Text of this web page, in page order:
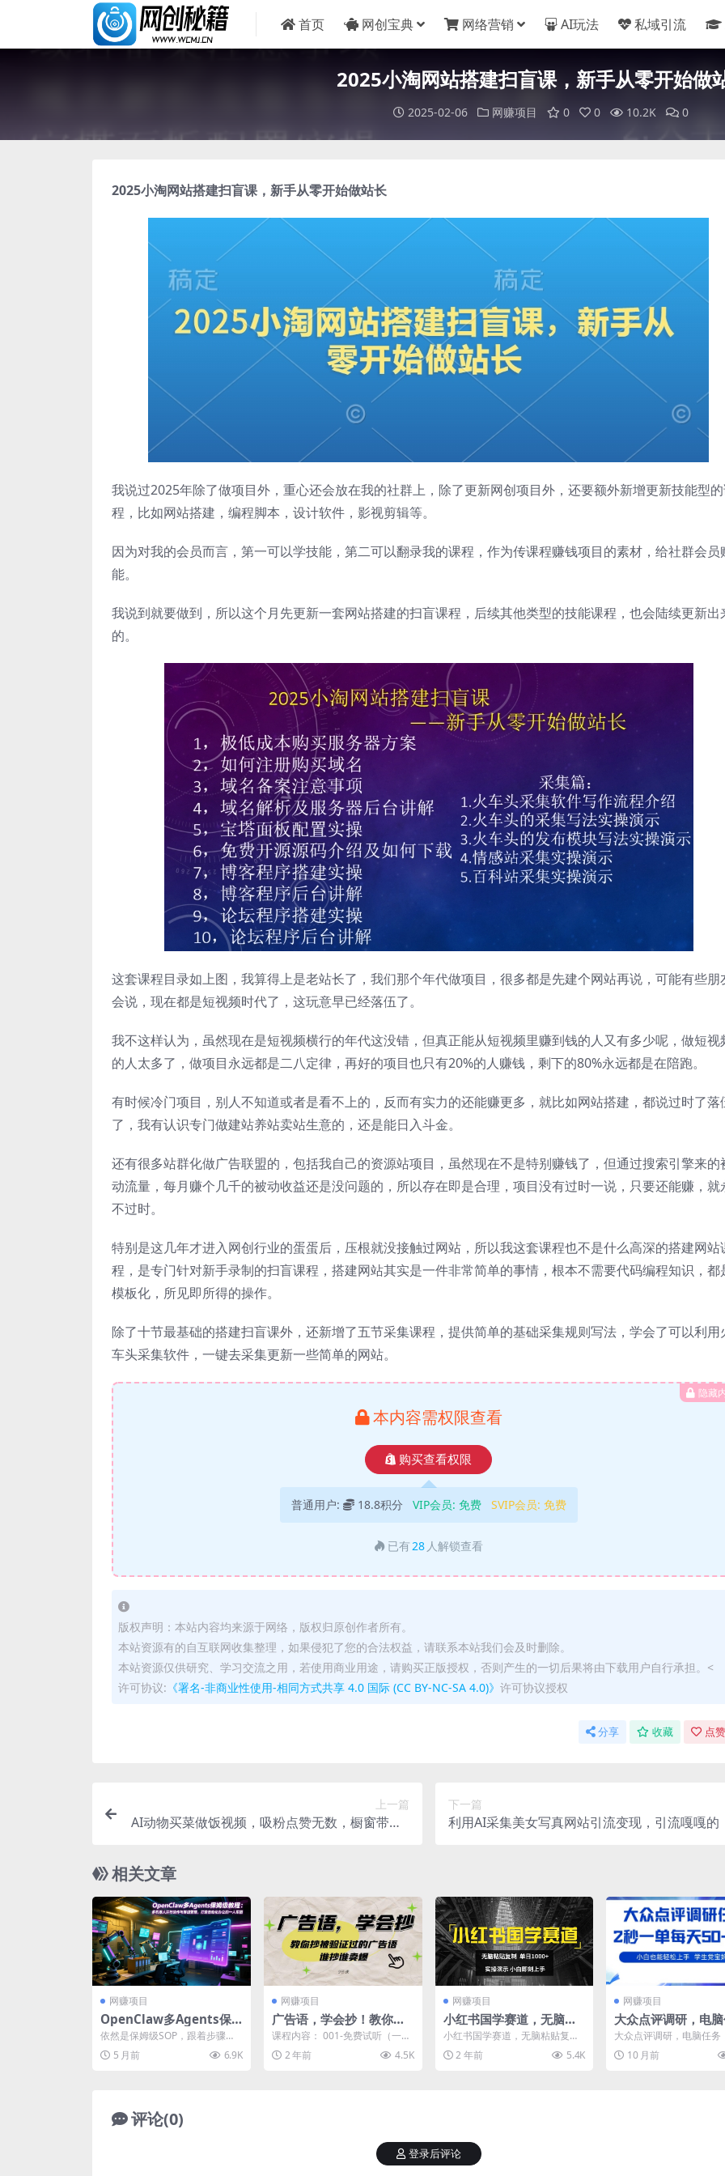
首页 网创宝典 网络营销 AI玩法 私域引流
2025小淘网站搭建扫盲课，新手从零开始做
2025-02-06 网赚项目 0 0 10.2K 0
2025小淘网站搭建扫盲课 ，新手从零开始做站长
我说过2025年除了做项目外，重心还会放在我的社群上，除了更新网创项目外，还要额外新增更新技能型
程，比如网站搭建，编程脚本，设计软件，影视剪辑等。
因为对我的会员而言，第一可以学技能，第二可以翻录我的课程，作为传课程赚钱项目的素材，给社群会员
能。
我说到就要做到，所以这个月先更新一套网站搭建的扫盲课程，后续其他类型的技能课程，也会陆续更新出
的。
这套课程目录如上图，我算得上是老站长了，我们那个年代做项目，很多都是先建个网站再说，可能有些朋
会说，现在都是短视频时代了，这玩意早已经落伍了。
我不这样认为，虽然现在是短视频横行的年代这没错，但真正能从短视频里赚到钱的人又有多少呢，做短视
的人太多了，做项目永远都是二八定律，再好的项目也只有20%的人赚钱，剩下的80%永远都是在陪跑。
有时候冷门项目，别人不知道或者是看不上的，反而有实力的还能赚更多，就比如网站搭建，都说过时了落
了，我有认识专门做建站养站卖站生意的，还是能日入斗金。
还有很多站群化做广告联盟的，包括我自己的资源站项目，虽然现在不是特别赚钱了，但通过搜索引擎来的
动流量，每月赚个几千的被动收益还是没问题的，所以存在即是合理，项目没有过时一说，只要还能赚，就
不过时。
特别是这几年才进入网创行业的蛋蛋后，压根就没接触过网站，所以我这套课程也不是什么高深的搭建网站
程，是专门针对新手录制的扫盲课程，搭建网站其实是一件非常简单的事情，根本不需要代码编程知识，都
模板化，所见即所得的操作。
除了十节最基础的搭建扫盲课外，还新增了五节采集课程，提供简单的基础采集规则写法，学会了可以利用
车头采集软件，一键去采集更新一些简单的网站。
隐藏
本内容需权限查看
购买查看权限
普通用户: 18.8积分 VIP会员: 免费 SVIP会员: 免费
已有28 人解锁查看
版权声明：本站内容均来源于网络，版权归原创作者所有。
本站资源有的自互联网收集整理，如果侵犯了您的合法权益，请联系本站我们会及时删除。
本站资源仅供研究、学习交流之用，若使用商业用途，请购买正版授权，否则产生的一切后果将由下载用户自行承担。<
许可协议: 《署名-非商业性使用-相同方式共享 4.0 国际 (CC BY-NC-SA 4.0)》 许可协议授权
分享 收藏 点
上一篇
AI动物买菜做饭视频，吸粉点赞无数，橱窗带货5
下一篇
利用AI采集美女写真网站引流变现，引流嘎嘎的
相关文章
网赚项目
OpenClaw多Agents保
姆级教程：多机器人并行
运作与群组管理，打造自
动化办公的一人军团
依然是保姆级SOP，跟着步骤操
作就好，老奶奶都行。 课程内
容： 多Agents配...
5 月前 6.9K
网赚项目
广告语，学会抄！教你抄
被验证过的广告语，谁抄
谁卖爆(9节课)
课程内容： 001-免费试听（一定
要听完）.mp4 002-“被验证过成
功”的广...
2 年前 4.5K
网赚项目
小红书国学赛道，无脑粘
贴复制，单日1K，实操演
示，小白即刻上手【揭
秘】
小红书国学赛道，无脑粘贴复
制，单日1K，实操演示，小白即
刻上手【揭秘】 24年国...
2 年前 5.4K
网赚项目
大众点评调研，电
务，2秒一单每天
张，学生党宝妈首
秘】
大众点评调研，电脑任务
单每天50-2张，学生党宝
【揭秘】 项目介绍...
10 月前
评论(0)
登录后评论